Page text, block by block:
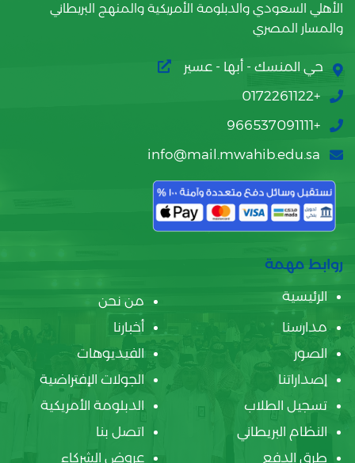
الأهلي السعودي والدبلومة الأمريكية والمنهج البريطاني
والمسار المصري
حي المنسك - أبها - عسير
+0172261122
+966537091111
info@mail.mwahib.edu.sa
روابط مهمة
الرئيسية
من نحن
مدارسنا
أخبارنا
الصور
الفيديوهات
إصداراتنا
الجولات الإفتراضية
تسجيل الطلاب
الدبلومة الأمريكية
النظام البريطاني
اتصل بنا
طرق الدفع
عروض الشركاء